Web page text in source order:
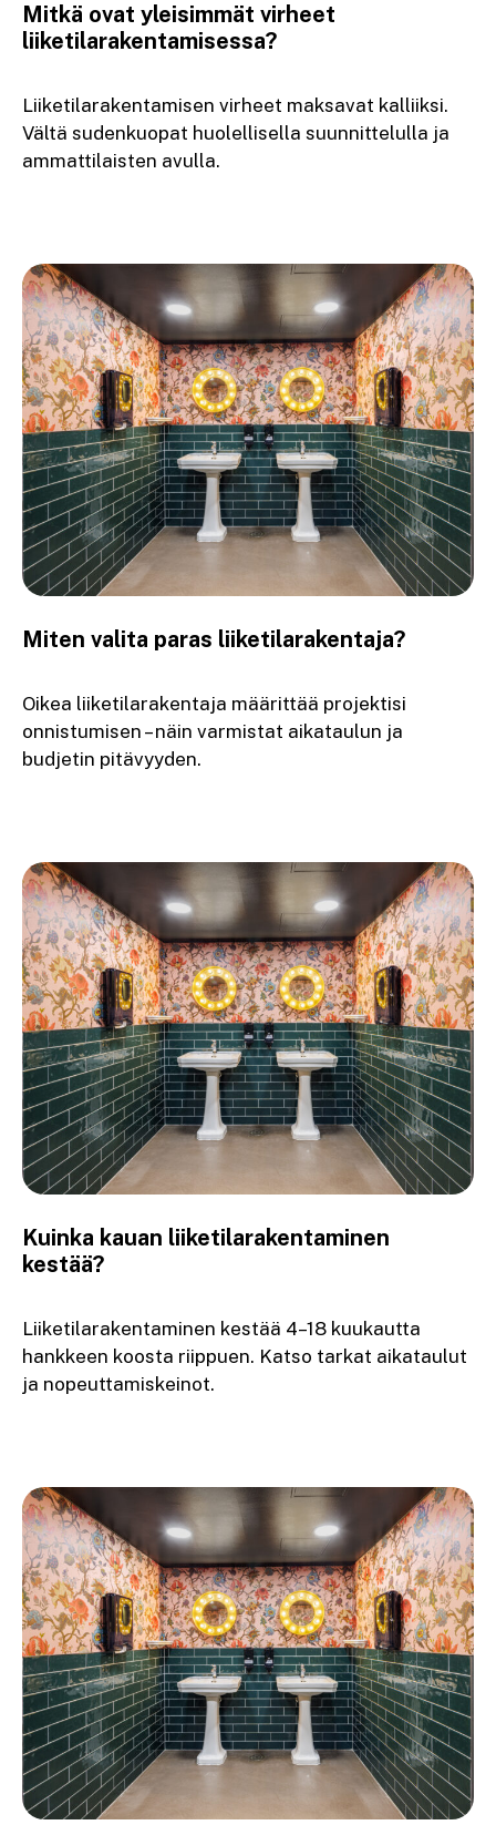
Mitkä ovat yleisimmät virheet
liiketilarakentamisessa?
Liiketilarakentamisen virheet maksavat kalliiksi.
Vältä sudenkuopat huolellisella suunnittelulla ja
ammattilaisten avulla.
Miten valita paras liiketilarakentaja?
Oikea liiketilarakentaja määrittää projektisi
onnistumisen – näin varmistat aikataulun ja
budjetin pitävyyden.
Kuinka kauan liiketilarakentaminen
kestää?
Liiketilarakentaminen kestää 4–18 kuukautta
hankkeen koosta riippuen. Katso tarkat aikataulut
ja nopeuttamiskeinot.